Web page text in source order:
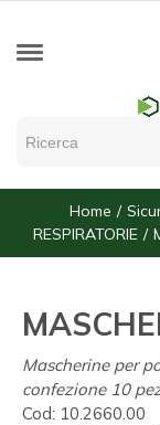
Home
RESPIRATORIE
Mascherine per
confezione 10
Cod: 10.2660.00